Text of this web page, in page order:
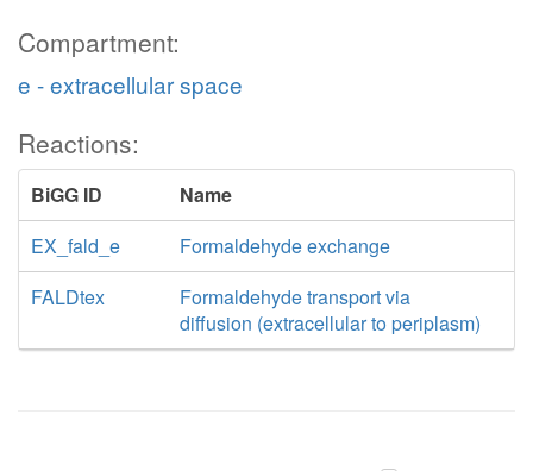
Compartment:
e - extracellular space
Reactions:
BiGG ID
Name
EX_fald_e
Formaldehyde exchange
FALDtex
Formaldehyde transport via
diffusion (extracellular to periplasm)